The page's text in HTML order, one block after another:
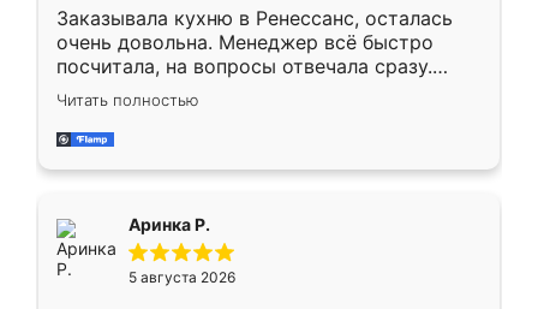
Заказывала кухню в Ренессанс, осталась
очень довольна. Менеджер всё быстро
посчитала, на вопросы отвечала сразу.
Замерщик приехал в субботу, подошёл к
делу со всей ответственностью. Собрали
за день, ребята работали аккуратно, даже
Читать полностью
Аринка Р.
5 августа 2026